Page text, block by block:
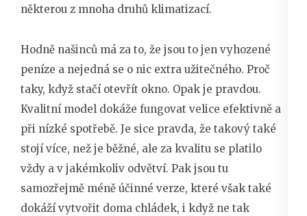
některou z mnoha druhů klimatizací.
Hodně našinců má za to, že jsou to jen vyhozené
peníze a nejedná se o nic extra užitečného. Proč
taky, když stačí otevřít okno. Opak je pravdou.
Kvalitní model dokáže fungovat velice efektivně a
při nízké spotřebě. Je sice pravda, že takový také
stojí více, než je běžné, ale za kvalitu se platilo
vždy a v jakémkoliv odvětví. Pak jsou tu
samozřejmě méně účinné verze, které však také
dokáží vytvořit doma chládek, i když ne tak